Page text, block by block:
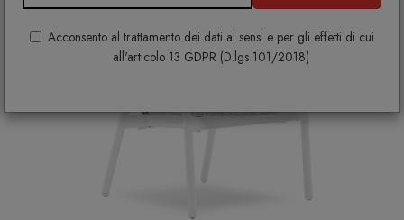
Acconsento al trattamento dei dati ai sensi e per gli effetti di cui
all'articolo 13 GDPR (D.lgs 101/2018)